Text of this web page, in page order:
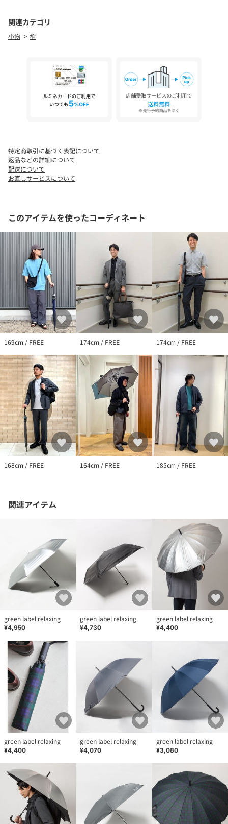
＜Wpc.（ダブリュピーシー）＞
WORLDPARTYPossibilityCreation
「新たな可能性を生み出す」をスローガンに2004年に誕生したド
【注意事項】
※商品に「取り扱い上の注意書き」、「洗濯表示」がございます
ご了承ください。
※商品の色味の目安は、商品単体の画像をご参照ください。
店舗へお問い合わせの際は、全国のgreen label relaxing各店舗ま
関連カテゴリ
小物 傘
特定商取引に基づく表記について
返品などの詳細について
配送について
お直しサービスについて
このアイテムを使ったコーディネート
169cm / FREE 174cm / FREE 174cm / FREE
168cm / FREE 164cm / FREE 185cm / FREE
関連アイテム
green label relaxing
¥4,950
green label relaxing
¥4,730
green label relaxing
¥4,400
green label relaxing
¥4,400
green label relaxing
¥4,070
green label relaxing
¥3,080